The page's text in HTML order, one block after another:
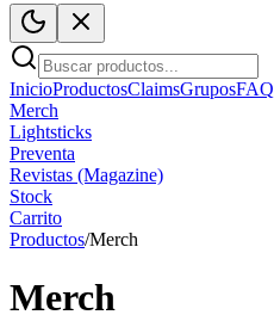
InicioProductosClaimsGruposFAQ
Merch
Lightsticks
Preventa
Revistas (Magazine)
Stock
Carrito
Productos/Merch
Merch